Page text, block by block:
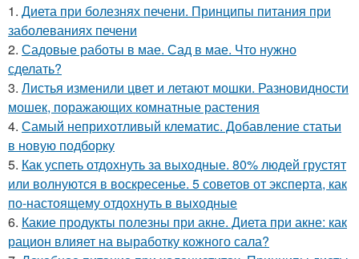
1. Диета при болезнях печени. Принципы питания при
заболеваниях печени
2. Садовые работы в мае. Сад в мае. Что нужно
сделать?
3. Листья изменили цвет и летают мошки. Разновидности
мошек, поражающих комнатные растения
4. Самый неприхотливый клематис. Добавление статьи
в новую подборку
5. Как успеть отдохнуть за выходные. 80% людей грустят
или волнуются в воскресенье. 5 советов от эксперта, как
по-настоящему отдохнуть в выходные
6. Какие продукты полезны при акне. Диета при акне: как
рацион влияет на выработку кожного сала?